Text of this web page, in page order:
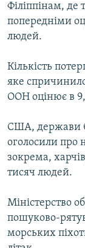
Філіппінам, де
попередніми
людей.
Кількість
яке
ООН оцінює в
США, держави
оголосили про
зокрема,
тисяч людей.
Міністерство
пошуково-
морських